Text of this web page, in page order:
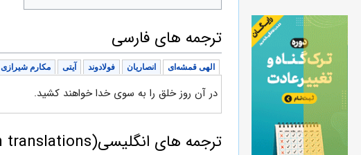
ترجمه های فارسی
الهی قمشه‌ای انصاریان فولادوند آیتی مکارم شیرازی
در آن روز خلق را به سوی خدا خواهند کشید.
ترجمه های انگلیسی(English translations)